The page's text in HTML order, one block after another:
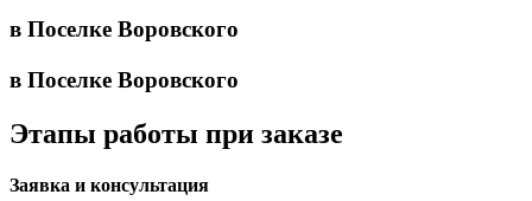
в Поселке Воровского
в Поселке Воровского
Этапы работы при заказе
Заявка и консультация